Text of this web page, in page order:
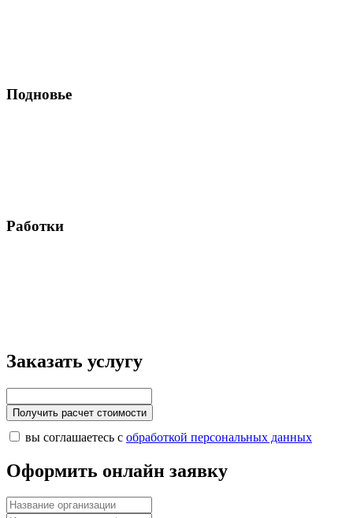
Подновье
Работки
Заказать услугу
Получить расчет стоимости
вы соглашаетесь с обработкой персональных данных
Оформить онлайн заявку